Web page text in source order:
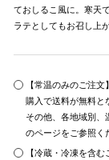
ておしるこ風に。寒天
ラテとしてもお召し上
【常温のみのご注
購入で送料が無料と
その他、各地域別、
のページをご参照く
【冷蔵・冷凍を含